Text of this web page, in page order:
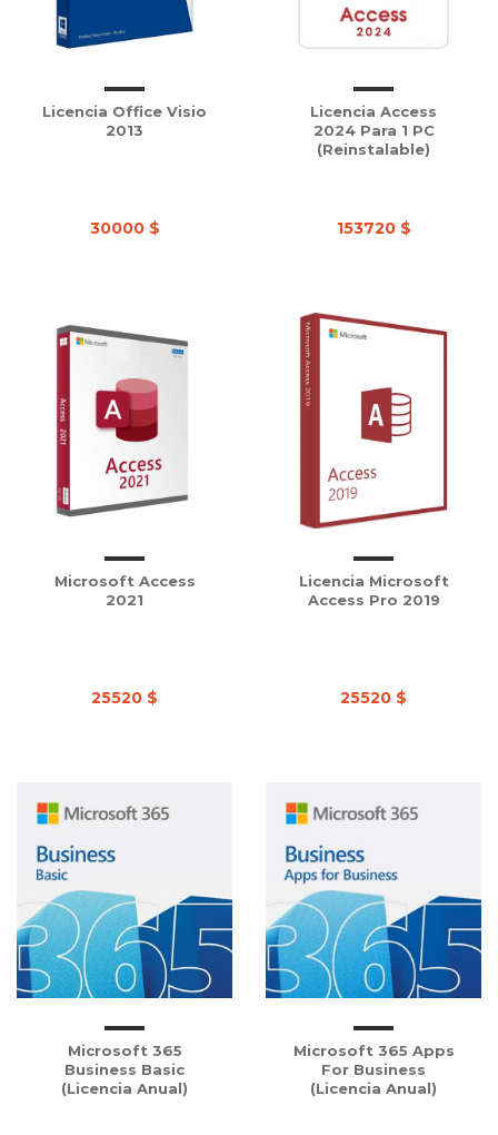
Licencia Office Visio
2013
30000 $
Licencia Access
2024 Para 1 PC
(Reinstalable)
153720 $
Microsoft Access
2021
25520 $
Licencia Microsoft
Access Pro 2019
25520 $
Microsoft 365
Business Basic
(Licencia Anual)
Microsoft 365 Apps
For Business
(Licencia Anual)